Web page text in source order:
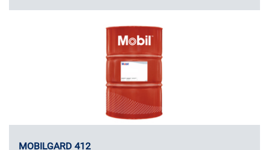
MOBILGARD 412